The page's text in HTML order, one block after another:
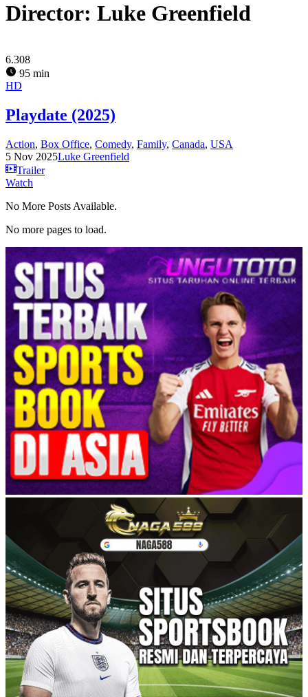
Director: Luke Greenfield
6.308
95 min
HD
Playdate (2025)
Action, Box Office, Comedy, Family, Canada, USA
5 Nov 2025Luke Greenfield
Trailer
Watch
No More Posts Available.
No more pages to load.